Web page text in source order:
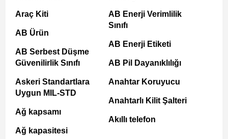
Araç Kiti
AB Ürün
AB Serbest Düşme
Güvenilirlik Sınıfı
Askeri Standartlara
Uygun MIL-STD
Ağ kapsamı
Ağ kapasitesi
AB Enerji Verimlilik
Sınıfı
AB Enerji Etiketi
AB Pil Dayanıklılığı
Anahtar Koruyucu
Anahtarlı Kilit Şalteri
Akıllı telefon